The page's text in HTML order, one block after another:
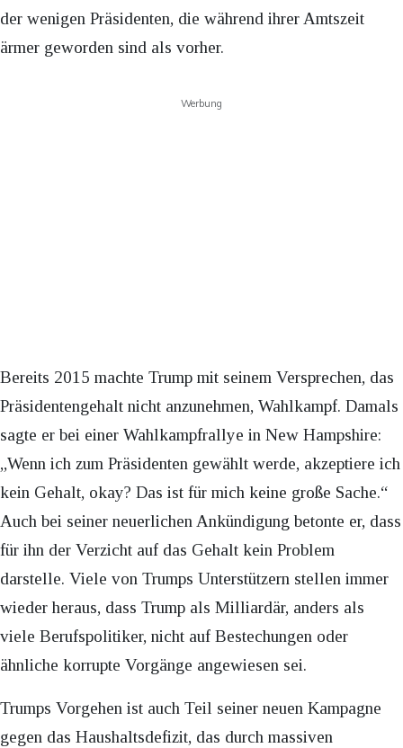
der wenigen Präsidenten, die während ihrer Amtszeit
ärmer geworden sind als vorher.
Werbung
Bereits 2015 machte Trump mit seinem Versprechen, das
Präsidentengehalt nicht anzunehmen, Wahlkampf. Damals
sagte er bei einer Wahlkampfrallye in New Hampshire:
„Wenn ich zum Präsidenten gewählt werde, akzeptiere ich
kein Gehalt, okay? Das ist für mich keine große Sache.“
Auch bei seiner neuerlichen Ankündigung betonte er, dass
für ihn der Verzicht auf das Gehalt kein Problem
darstelle. Viele von Trumps Unterstützern stellen immer
wieder heraus, dass Trump als Milliardär, anders als
viele Berufspolitiker, nicht auf Bestechungen oder
ähnliche korrupte Vorgänge angewiesen sei.
Trumps Vorgehen ist auch Teil seiner neuen Kampagne
gegen das Haushaltsdefizit, das durch massiven